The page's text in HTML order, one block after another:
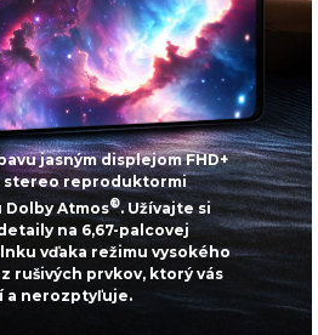
jasným displejom FHD+
stereo reproduktormi
Atmos®. Užívajte si
na 6,67-palcovej
vďaka režimu vysokého
rušivých prvkov, ktorý vás
a nerozptyľuje.